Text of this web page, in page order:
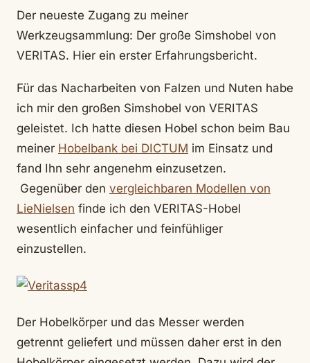
Der neueste Zugang zu meiner
Werkzeugsammlung: Der große Simshobel von
VERITAS. Hier ein erster Erfahrungsbericht.
Für das Nacharbeiten von Falzen und Nuten habe
ich mir den großen Simshobel von VERITAS
geleistet. Ich hatte diesen Hobel schon beim Bau
meiner Hobelbank bei DICTUM im Einsatz und
fand Ihn sehr angenehm einzusetzen.
Gegenüber den vergleichbaren Modellen von
LieNielsen finde ich den VERITAS-Hobel
wesentlich einfacher und feinfühliger
einzustellen.
Der Hobelkörper und das Messer werden
getrennt geliefert und müssen daher erst in den